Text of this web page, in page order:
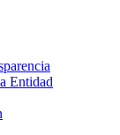
Entidad